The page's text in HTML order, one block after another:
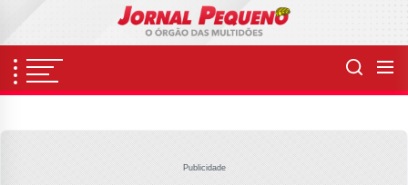
content
Publicidade